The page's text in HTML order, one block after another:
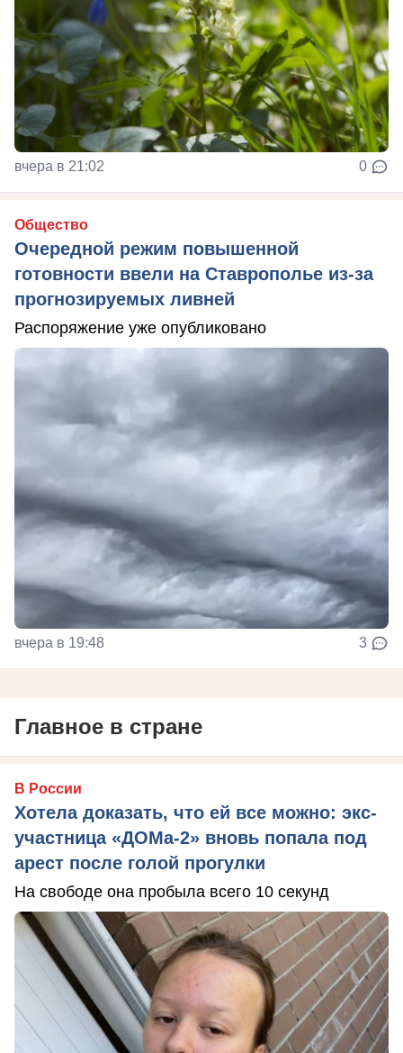
вчера в 21:02 0
Общество
Очередной режим повышенной
готовности ввели на Ставрополье из-за
прогнозируемых ливней
Распоряжение уже опубликовано
вчера в 19:48 3
Главное в стране
В России
Хотела доказать, что ей все можно: экс-
участница «ДОМа-2» вновь попала под
арест после голой прогулки
На свободе она пробыла всего 10 секунд